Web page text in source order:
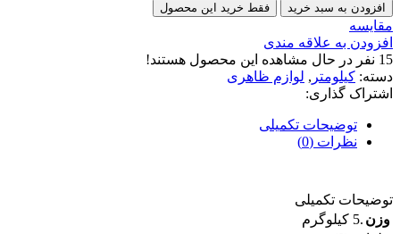
افزودن به سبد خرید فقط خرید این محصول
مقایسه
افزودن به علاقه مندی
15 نفر در حال مشاهده این محصول هستند!
دسته: کیلومتر , لوازم ظاهری
اشتراک گذاری:
توضیحات تکمیلی
نظرات (0)
توضیحات تکمیلی
وزن .5 کیلوگرم